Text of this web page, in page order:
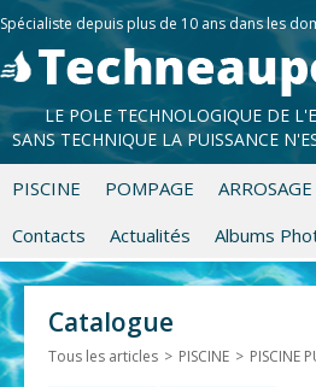
Spécialiste depuis plus de 10 ans dans les
LE POLE TECHNOLOGIQUE DE
SANS TECHNIQUE LA PUISSANCE
PISCINE POMPAGE ARROSAGE
Contacts
Actualités Albums
Catalogue
Tous les articles > PISCINE > PISCINE